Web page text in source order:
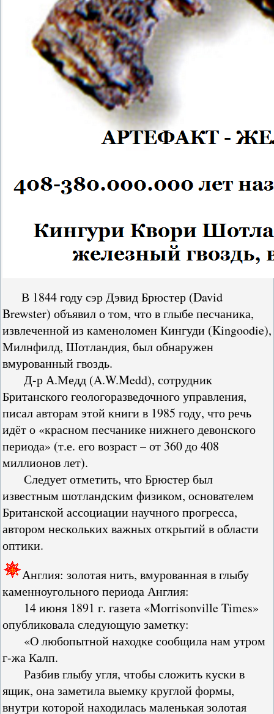
В 1844 году сэр Дэвид Брюстер (David
Brewster) объявил о том, что в глыбе песчаника,
извлеченной из каменоломен Кингуди (Kingoodie),
Милнфилд, Шотландия, был обнаружен
вмурованный гвоздь.
Д-р А.Медд (A.W.Medd), сотрудник
Британского геологоразведочного управления,
писал авторам этой книги в 1985 году, что речь
идёт о «красном песчанике нижнего девонского
периода» (т.е. его возраст – от 360 до 408
миллионов лет).
Следует отметить, что Брюстер был
известным шотландским физиком, основателем
Британской ассоциации научного прогресса,
автором нескольких важных открытий в области
оптики.
Англия: золотая нить, вмурованная в глыбу
каменноугольного периода Англия:
14 июня 1891 г. газета «Morrisonville Times»
опубликовала следующую заметку:
«О любопытной находке сообщила нам утром
г-жа Калп.
Разбив глыбу угля, чтобы сложить куски в
ящик, она заметила выемку круглой формы,
внутри которой находилась маленькая золотая